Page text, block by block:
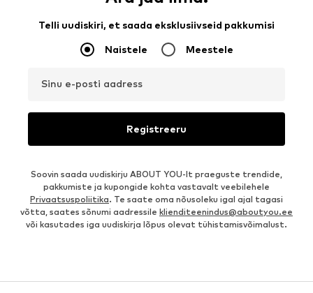
Telli uudiskiri, et saada eksklusiivseid pakkumisi
Naistele Meestele
Sinu e-posti aadress
Registreeru
Soovin saada uudiskirju ABOUT YOU-lt praeguste trendide,
pakkumiste ja kupongide kohta vastavalt veebilehele
Privaatsuspoliitika. Te saate oma nõusoleku igal ajal tagasi
võtta, saates sõnumi aadressile klienditeenindus@aboutyou.ee
või kasutades iga uudiskirja lõpus olevat tühistamisvõimalust.